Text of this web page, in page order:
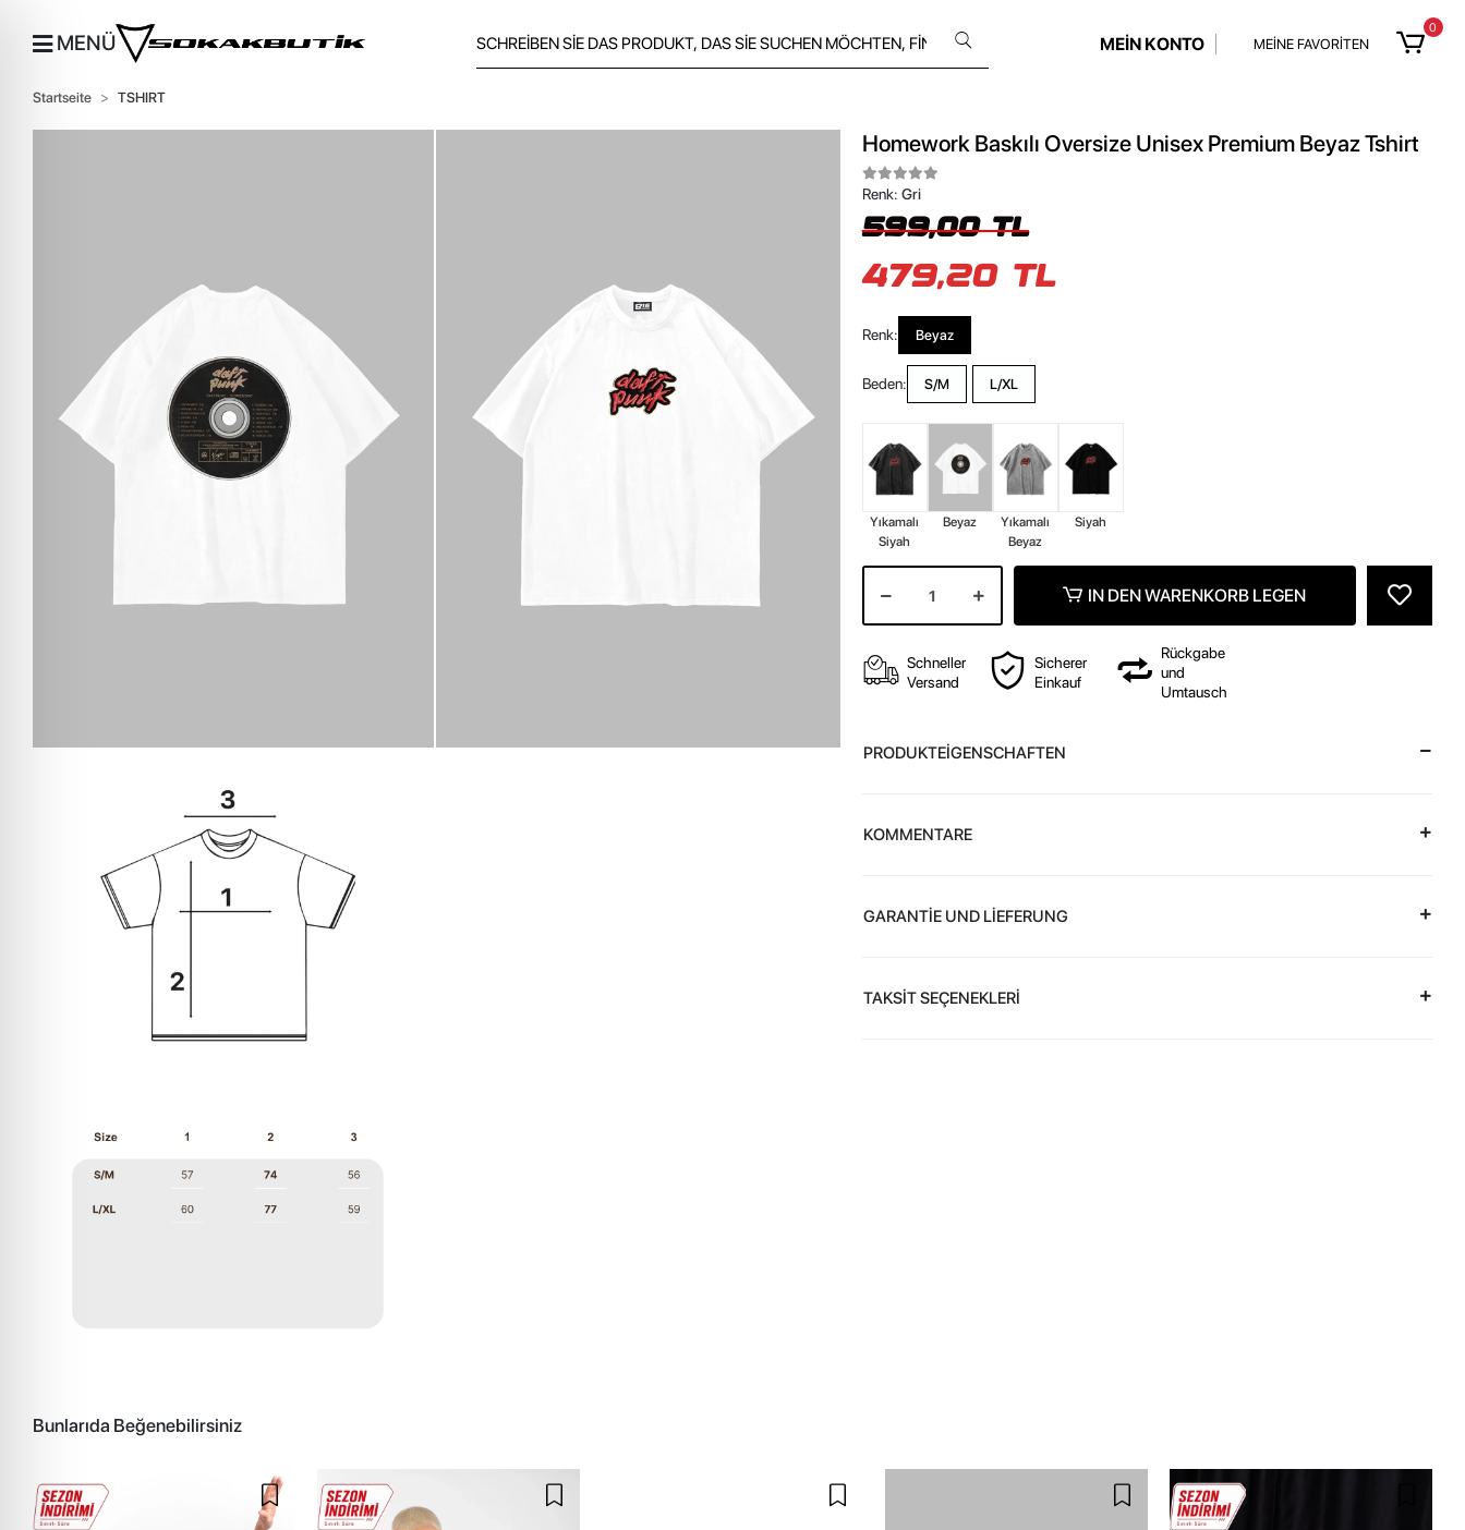
MENÜ MEİN KONTO MEİNE FAVORİTEN
0
Startseite TSHIRT
Homework Baskılı Oversize Unisex Premium Beyaz Tshirt
Renk: Gri
599,00 TL
479,20 TL
Renk: Beyaz
Beden: S/M L/XL
Yıkamalı
Siyah
Beyaz
Yıkamalı
Beyaz
Siyah
IN DEN WARENKORB LEGEN
Schneller
Versand
Sicherer
Einkauf
Rückgabe
und
Umtausch
PRODUKTEİGENSCHAFTEN
KOMMENTARE
GARANTİE UND LİEFERUNG
TAKSİT SEÇENEKLERİ
Bunlarıda Beğenebilirsiniz